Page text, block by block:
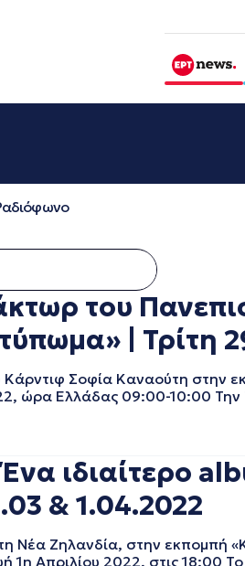
του
| Τρίτη
Σοφία Καναούτη στην
ώρα Ελλάδας 09:00-10:00
ιδιαίτερο
& 1.04.2022
Νέα Ζηλανδία, στην εκπομπή
Απριλίου 2022, στις 18:00